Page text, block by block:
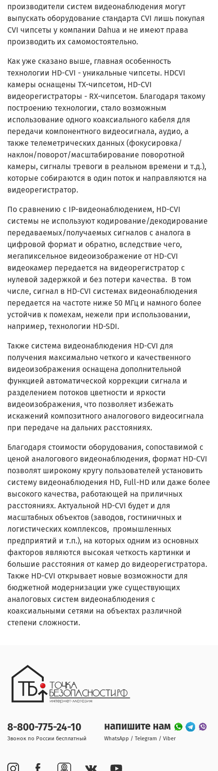
производители систем видеонаблюдения могут
выпускать оборудование стандарта CVI лишь покупая
CVI чипсеты у компании Dahua и не имеют права
производить их самомостоятельно.
Как уже сказано выше, главная особенность
технологии HD-CVI - уникальные чипсеты. HDCVI
камеры оснащены TX-чипсетом, HD-CVI
видеорегистраторы - RX-чипсетом. Благодаря такому
построению технологии, стало возможным
использование одного коаксиального кабеля для
передачи компонентного видеосигнала, аудио, а
также телеметрических данных (фокусировка/
наклон/поворот/масштабирование поворотной
камеры, сигналы тревоги в реальном времени и т.д.),
которые собираются в один поток и направляются на
видеорегистратор.
По сравнению с IP-видеонаблюдением, HD-CVI
системы не используют кодирование/декодирование
передаваемых/получаемых сигналов с аналога в
цифровой формат и обратно, вследствие чего,
мегапиксельное видеоизображение от HD-CVI
видеокамер передается на видеорегистратор с
нулевой задержкой и без потери качества. В том
числе, сигнал в HD-CVI системах видеонаблюдения
передается на частоте ниже 50 МГц и намного более
устойчив к помехам, нежели при использовании,
например, технологии HD-SDI.
Также система видеонаблюдения HD-CVI для
получения максимально четкого и качественного
видеоизображения оснащена дополнительной
функцией автоматической коррекции сигнала и
разделением потоков цветности и яркости
видеоизображения, что позволяет избежать
искажений композитного аналогового видеосигнала
при передаче на дальних расстояниях.
Благодаря стоимости оборудования, сопоставимой с
ценой аналогового видеонаблюдения, формат HD-CVI
позволят широкому кругу пользователей установить
систему видеонаблюдения HD, Full-HD или даже более
высокого качества, работающей на приличных
расстояниях. Актуальной HD-CVI будет и для
масштабных объектов (заводов, гостиничных и
логистических комплексов, промышленных
предприятий и т.п.), на которых одним из основных
факторов являются высокая четкость картинки и
большие расстояния от камер до видеорегистратора.
Также HD-CVI открывает новые возможности для
бюджетной модернизации уже существующих
аналоговых систем видеонаблюдения с
коаксиальными сетями на объектах различной
степени сложности.
8-800-775-24-10
Звонок по России бесплатный
напишите нам
WhatsApp / Telegram / Viber